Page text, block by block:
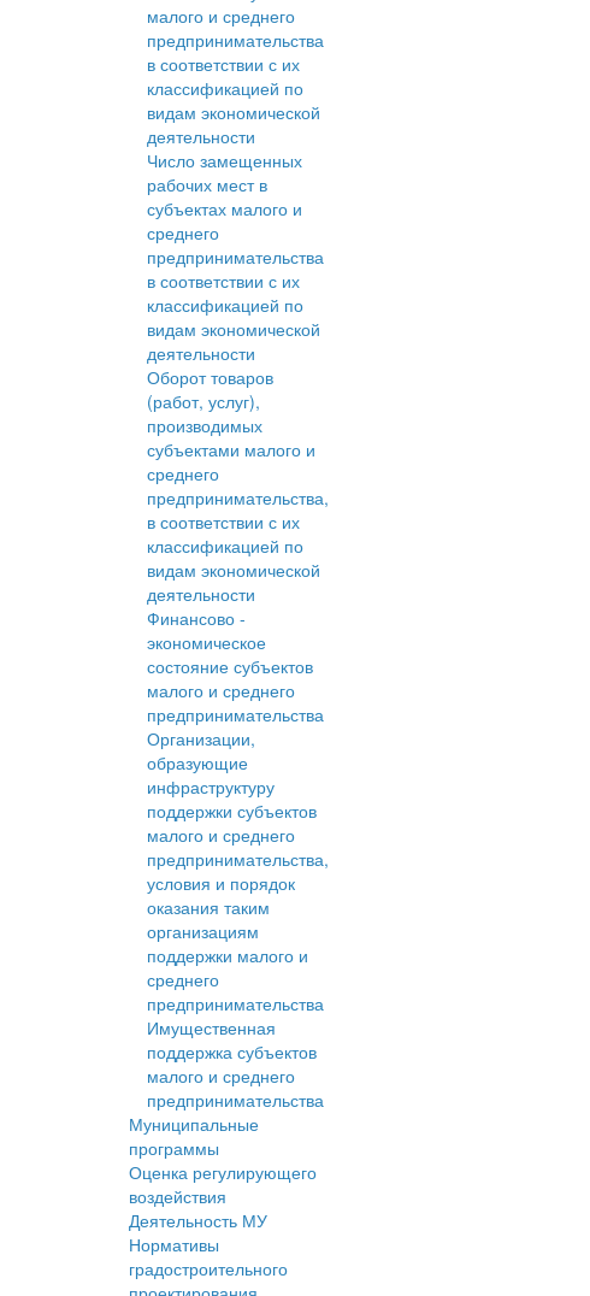
малого и среднего
предпринимательства
в соответствии с их
классификацией по
видам экономической
деятельности
Число замещенных
рабочих мест в
субъектах малого и
среднего
предпринимательства
в соответствии с их
классификацией по
видам экономической
деятельности
Оборот товаров
(работ, услуг),
производимых
субъектами малого и
среднего
предпринимательства,
в соответствии с их
классификацией по
видам экономической
деятельности
Финансово -
экономическое
состояние субъектов
малого и среднего
предпринимательства
Организации,
образующие
инфраструктуру
поддержки субъектов
малого и среднего
предпринимательства,
условия и порядок
оказания таким
организациям
поддержки малого и
среднего
предпринимательства
Имущественная
поддержка субъектов
малого и среднего
предпринимательства
Муниципальные
программы
Оценка регулирующего
воздействия
Деятельность МУ
Нормативы
градостроительного